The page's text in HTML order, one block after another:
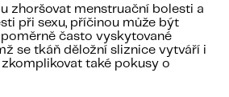
zhoršovat menstruační bolesti a
při sexu, příčinou může být
často vyskytované
se tkáň děložní sliznice vytváří i
také pokusy o